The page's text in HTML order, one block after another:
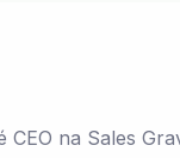
na Sales